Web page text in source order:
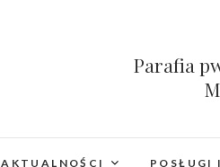
Parafia
AKTUALNOŚCI POSŁUGI